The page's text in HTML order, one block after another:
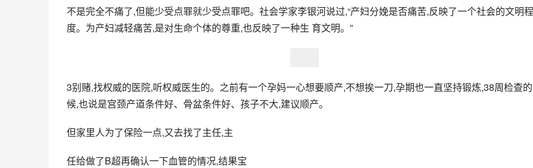
不是完全不痛了,但能少受点罪就少受点罪吧。社会学家李银河说过,“产妇分娩是否痛苦,反映了一个社会的文明程
度。为产妇减轻痛苦,是对生命个体的尊重,也反映了一种生 育文明。”
3别赌,找权威的医院,听权威医生的。之前有一个孕妈一心想要顺产,不想挨一刀,孕期也一直坚持锻炼,38周检查
候,也说是宫颈产道条件好、骨盆条件好、孩子不大,建议顺产。
但家里人为了保险一点,又去找了主任,主
任给做了B超再确认一下血管的情况,结果宝